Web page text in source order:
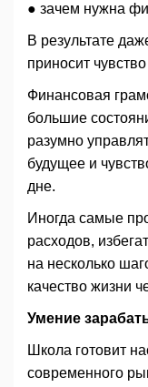
● зачем нужна
В результате
приносит
Финансовая
большие
разумно
будущее и
дне.
Иногда самые
расходов,
на несколько
качество жизни
Умение
Школа готовит
современного